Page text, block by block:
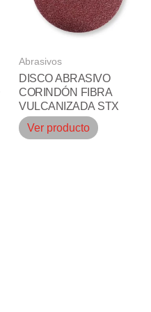
Abrasivos
DISCO ABRASIVO
CORINDÓN FIBRA
VULCANIZADA STX
Ver producto